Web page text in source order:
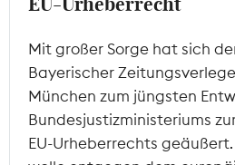
EU-Urheberrecht
Mit großer Sorge hat sich
Bayerischer
München zum jüngsten
Bundesjustizministeriums
EU-Urheberrechts